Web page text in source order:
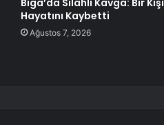
Biga’da Silahlı Kavga: Bir Kişi
Hayatını Kaybetti
Ağustos 7, 2026